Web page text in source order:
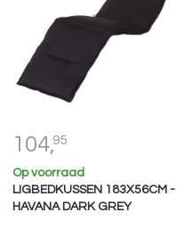
104,95
Op voorraad
LIGBEDKUSSEN 183X56CM -
HAVANA DARK GREY